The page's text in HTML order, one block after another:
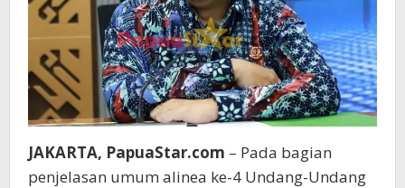
JAKARTA, PapuaStar.com – Pada bagian
penjelasan umum alinea ke-4 Undang-Undang